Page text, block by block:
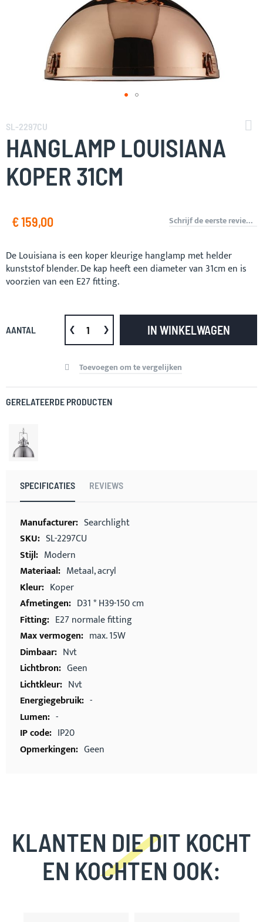
naar
het
begin
van
de
afbeeldingen-
SL-2297CU
HANGLAMP LOUISIANA
KOPER 31CM
€ 159,00 Schrijf de eerste review over dit product
De Louisiana is een koper kleurige hanglamp met helder
kunststof blender. De kap heeft een diameter van 31cm en is
voorzien van een E27 fitting.
AANTAL IN WINKELWAGEN
Toevoegen om te vergelijken
GERELATEERDE PRODUCTEN
SPECIFICATIES REVIEWS
Meer
informatie
Searchlight
SL-2297CU
Modern
Metaal, acryl
Koper
D31 * H39-150 cm
E27 normale fitting
max. 15W
Nvt
Geen
Nvt
-
-
IP20
Geen
KLANTEN DIE DIT KOCHT
EN KOCHTEN OOK: